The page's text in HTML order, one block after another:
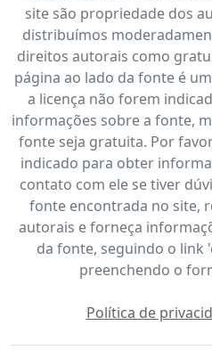
site são propriedade dos
distribuímos
direitos autorais como
página ao lado da fonte é
a licença não forem
informações sobre a fonte,
fonte seja gratuita. Por
indicado para obter
contato com ele se tiver
fonte encontrada no site,
autorais e forneça
da fonte, seguindo o link
preenchendo o
Política de